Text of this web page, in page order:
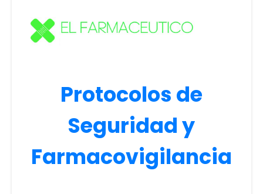
Protocolos de
Seguridad y
Farmacovigilancia